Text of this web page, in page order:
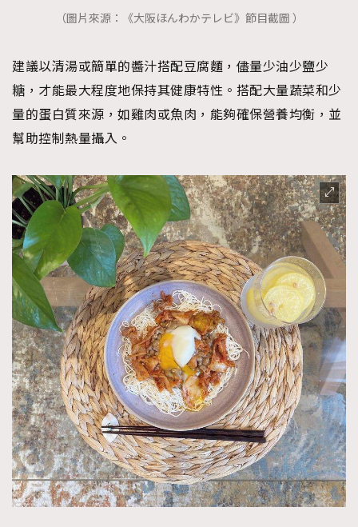
EmpowerF
FashionWeek FigaroAesthetic
（圖片來源：《大阪ほんわかテレビ》節目截圖 ）
建議以清湯或簡單的醬汁搭配豆腐麵，儘量少油少鹽少
糖，才能最大程度地保持其健康特性。搭配大量蔬菜和少
量的蛋白質來源，如雞肉或魚肉，能夠確保營養均衡，並
幫助控制熱量攝入。